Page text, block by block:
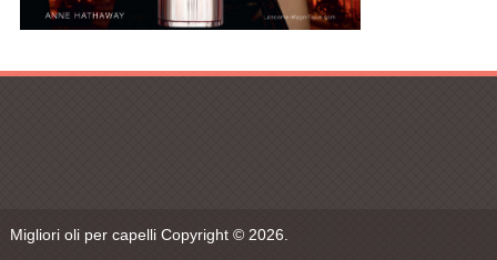
Migliori oli per capelliCopyright © 2026.